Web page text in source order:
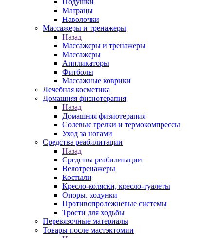
Подушки
Матрацы
Наволочки
Массажеры и тренажеры
Назад
Массажеры и тренажеры
Массажеры
Аппликаторы
Фитболы
Массажные коврики
Лечебная косметика
Домашняя физиотерапия
Назад
Домашняя физиотерапия
Солевые грелки и термокомпрессы
Уход за ногами
Средства реабилитации
Назад
Средства реабилитации
Велотренажеры
Костыли
Кресло-коляски, кресло-туалеты
Опоры, ходунки
Противопролежневые системы
Трости для ходьбы
Перевязочные материалы
Товары после мастэктомии